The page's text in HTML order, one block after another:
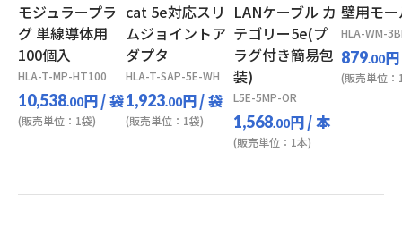
モジュラープラ
グ 単線導体用
100個入
HLA-T-MP-HT100
10,538.00円/ 袋
(販売単位：1袋)
cat 5e対応スリ
ムジョイントア
ダプタ
HLA-T-SAP-5E-WH
1,923.00円/ 袋
(販売単位：1袋)
LANケーブル カ
テゴリー5e(プ
ラグ付き簡易包
装)
L5E-5MP-OR
1,568.00円/ 本
(販売単位：1本)
壁用モ
HLA-WM-
879.00円
(販売単位：